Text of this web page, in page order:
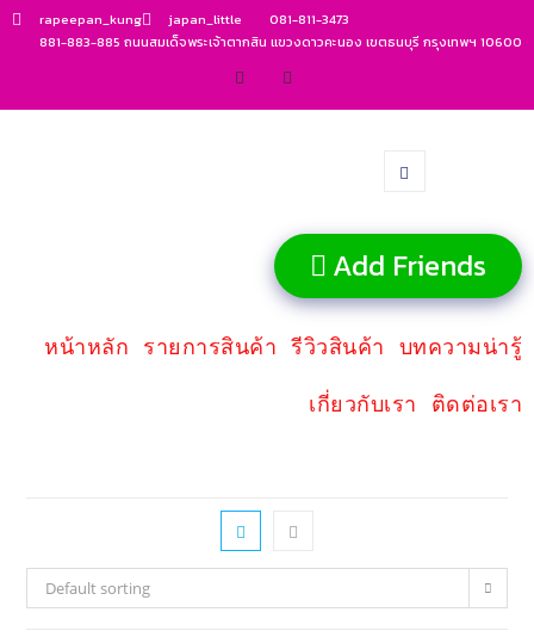
rapeepan_kung japan_little
081-811-3473
881-883-885 ถนนสมเด็จพระเจ้าตากสิน แขวงดาวคะนอง เขตธนบุรี กรุงเทพฯ 10600
Add Friends
หน้าหลัก รายการสินค้า รีวิวสินค้า บทความน่ารู้
เกี่ยวกับเรา
ติดต่อเรา
Default sorting